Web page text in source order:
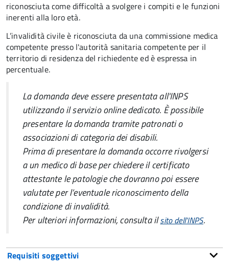
riconosciuta come difficoltà a svolgere i compiti e le funzioni
inerenti alla loro età.
L’invalidità civile è riconosciuta da una commissione medica
competente presso l'autorità sanitaria competente per il
territorio di residenza del richiedente ed è espressa in
percentuale.
La domanda deve essere presentata all'INPS
utilizzando il servizio online dedicato. È possibile
presentare la domanda tramite patronati o
associazioni di categoria dei disabili.
Prima di presentare la domanda occorre rivolgersi
a un medico di base per chiedere il certificato
attestante le patologie che dovranno poi essere
valutate per l’eventuale riconoscimento della
condizione di invalidità.
Per ulteriori informazioni, consulta ilsito dell'INPS.
Requisiti soggettivi